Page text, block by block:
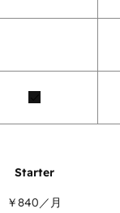
￥840 ／月